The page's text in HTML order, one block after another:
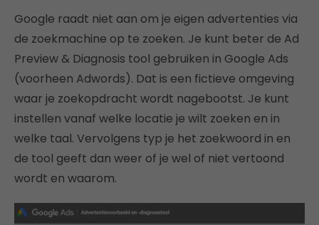
Google raadt niet aan om je eigen advertenties via
de zoekmachine op te zoeken. Je kunt beter de Ad
Preview & Diagnosis tool gebruiken in Google Ads
(voorheen Adwords). Dat is een fictieve omgeving
waar je zoekopdracht wordt nagebootst. Je kunt
instellen vanaf welke locatie je wilt zoeken en in
welke taal. Vervolgens typ je het zoekwoord in en
de tool geeft dan weer of je wel of niet vertoond
wordt en waarom.